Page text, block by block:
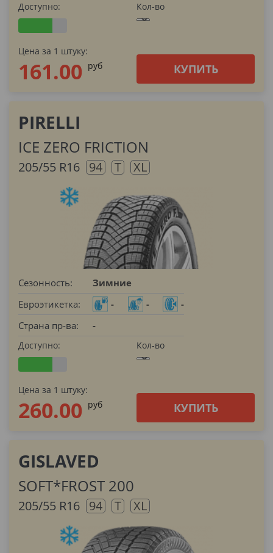
Доступно: Кол-во
Цена за 1 штуку:
161.00 pуб КУПИТЬ
PIRELLI
ICE ZERO FRICTION
205/55 R16 94 T XL
Сезонность:
Зимние
Евроэтикетка:
- -
-
Страна пр-ва:
-
Доступно: Кол-во
Цена за 1 штуку:
260.00 pуб КУПИТЬ
GISLAVED
SOFT*FROST 200
205/55 R16 94 T XL